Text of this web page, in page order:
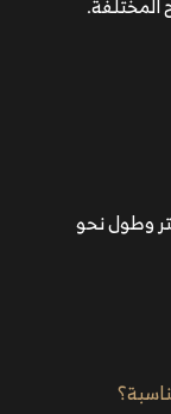
21 متر وطول نحو